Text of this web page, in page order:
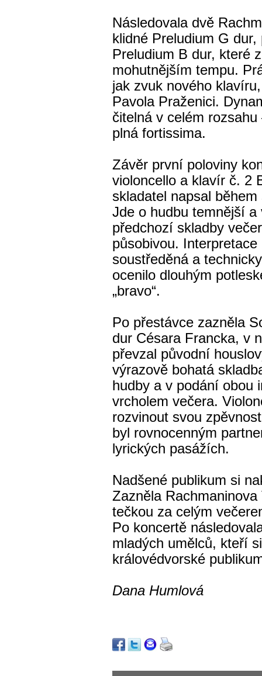
Následovala dvě
klidné Preludium G
Preludium B dur, které
mohutnějším tempu.
jak zvuk nového
Pavola Praženici.
čitelná v celém
plná fortissima.
Závěr první poloviny
violoncello a klavír č. 2
skladatel napsal
Jde o hudbu temnější
předchozí skladby
působivou.
soustředěná a
ocenilo dlouhým
„bravo“.
Po přestávce zazněla
dur Césara Francka, v
převzal původní
výrazově bohatá
hudby a v podání obou
vrcholem večera.
rozvinout svou
byl rovnocenným
lyrických pasážích.
Nadšené publikum si
Zazněla
tečkou za celým
Po koncertě
mladých umělců, kteří
královédvorské
Dana Humlová